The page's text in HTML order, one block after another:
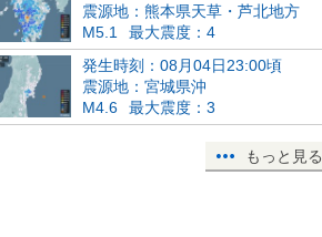
震源地：熊本県天草・芦北地方
M5.1
最大震度：4
発生時刻：08月04日23:00頃
震源地：宮城県沖
M4.6
最大震度：3
もっと見る